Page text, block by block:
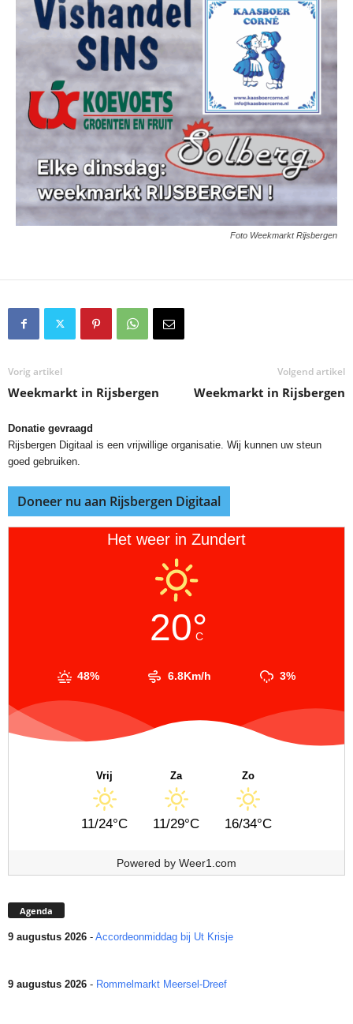
Foto Weekmarkt Rijsbergen
Vorig artikel
Weekmarkt in Rijsbergen
Volgend artikel
Weekmarkt in Rijsbergen
Donatie gevraagd
Rijsbergen Digitaal is een vrijwillige organisatie. Wij kunnen uw steun
goed gebruiken.
Doneer nu aan Rijsbergen Digitaal
Het weer in Zundert
20°
C
48% 6.8Km/h 3%
Vrij
11/24°C
Za
11/29°C
Zo
16/34°C
Powered by Weer1.com
Agenda
9 augustus 2026 - Accordeonmiddag bij Ut Krisje
9 augustus 2026 - Rommelmarkt Meersel-Dreef